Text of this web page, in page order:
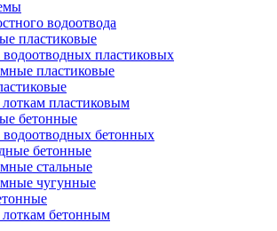
водоотвода
пластиковые
пластиковых
пластиковые
пластиковым
бетонные
бетонных
бетонные
стальные
чугунные
бетонным